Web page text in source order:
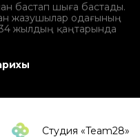
бастап шыға бастады.
жазушылар одағының
жылдың қаңтарында
Студия «Team28»